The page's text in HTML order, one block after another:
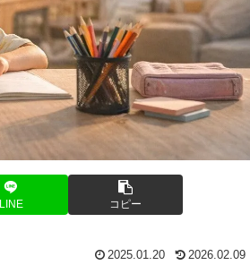
LINE コピー
2025.01.20 2026.02.09